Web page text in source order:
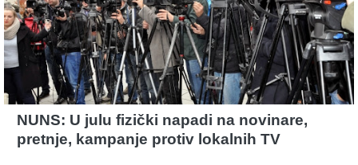
NUNS: U julu fizički napadi na novinare,
pretnje, kampanje protiv lokalnih TV